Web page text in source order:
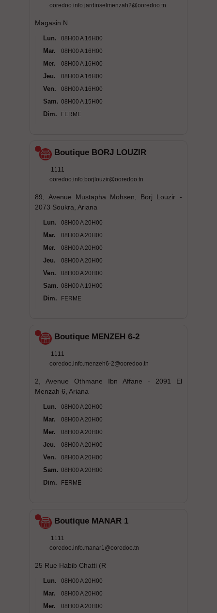
ooredoo.info.jardinselmenzah2@ooredoo.tn
Magasin N
Lun. 08H00 A 16H00
Mar. 08H00 A 16H00
Mer. 08H00 A 16H00
Jeu. 08H00 A 16H00
Ven. 08H00 A 16H00
Sam. 08H00 A 15H00
Dim. FERME
Boutique BORJ LOUZIR
1111
ooredoo.info.borjlouzir@ooredoo.tn
89, Avenue Mustapha Mohsen, Borj Louzir -
2073 Soukra, Ariana
Lun. 08H00 A 20H00
Mar. 08H00 A 20H00
Mer. 08H00 A 20H00
Jeu. 08H00 A 20H00
Ven. 08H00 A 20H00
Sam. 08H00 A 19H00
Dim. FERME
Boutique MENZEH 6-2
1111
ooredoo.info.menzeh6-2@ooredoo.tn
2, Avenue Othmane Ibn Affane - 2091 El
Menzah 6, Ariana
Lun. 08H00 A 20H00
Mar. 08H00 A 20H00
Mer. 08H00 A 20H00
Jeu. 08H00 A 20H00
Ven. 08H00 A 20H00
Sam. 08H00 A 20H00
Dim. FERME
Boutique MANAR 1
1111
ooredoo.info.manar1@ooredoo.tn
25 Rue Habib Chatti (R
Lun. 08H00 A 20H00
Mar. 08H00 A 20H00
Mer. 08H00 A 20H00